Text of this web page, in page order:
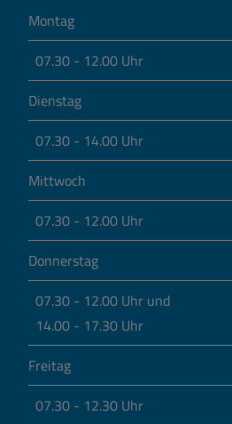
Montag
07.30 - 12.00 Uhr
Dienstag
07.30 - 14.00 Uhr
Mittwoch
07.30 - 12.00 Uhr
Donnerstag
07.30 - 12.00 Uhr und
14.00 - 17.30 Uhr
Freitag
07.30 - 12.30 Uhr